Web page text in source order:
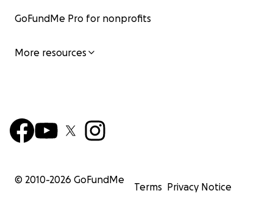
GoFundMe Pro for nonprofits
More resources
© 2010-2026 GoFundMe
Terms Privacy Notice